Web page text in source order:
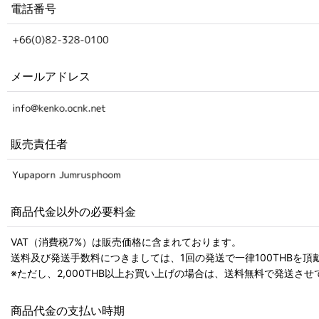
電話番号
メールアドレス
販売責任者
商品代金以外の必要料金
VAT（消費税7%）は販売価格に含まれております。
送料及び発送手数料につきましては、1回の発送で一律100THBを頂
※ただし、2,000THB以上お買い上げの場合は、送料無料で発送させ
商品代金の支払い時期